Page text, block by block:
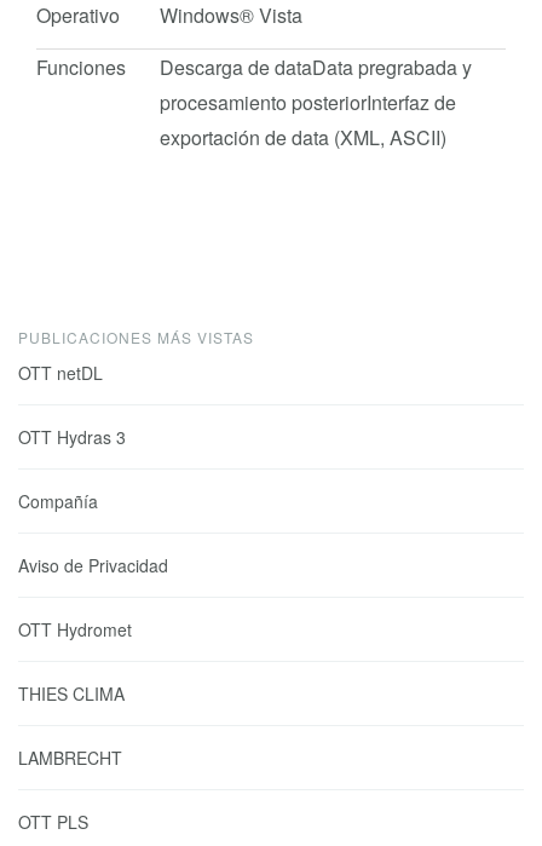
Operativo
Windows® Vista
Funciones
Descarga de dataData pregrabada y
procesamiento posteriorInterfaz de
exportación de data (XML, ASCII)
PUBLICACIONES MÁS VISTAS
OTT netDL
OTT Hydras 3
Compañía
Aviso de Privacidad
OTT Hydromet
THIES CLIMA
LAMBRECHT
OTT PLS